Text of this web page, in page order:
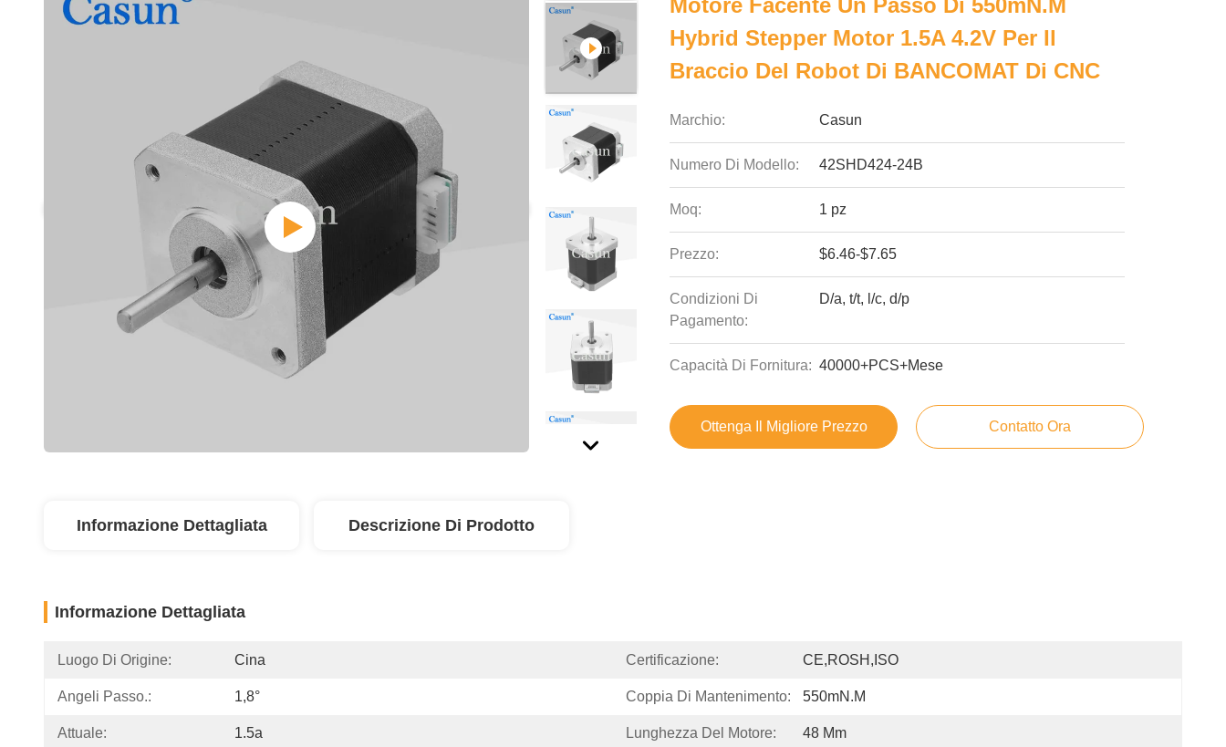
Motore Facente Un Passo Di 550mN.M
Hybrid Stepper Motor 1.5A 4.2V Per Il
Braccio Del Robot Di BANCOMAT Di CNC
Marchio: Casun
Numero Di Modello: 42SHD424-24B
Moq: 1 pz
Prezzo: $6.46-$7.65
Condizioni Di
Pagamento:
D/a, t/t, l/c, d/p
Capacità Di Fornitura: 40000+PCS+Mese
Ottenga Il Migliore Prezzo Contatto Ora
Informazione Dettagliata Descrizione Di Prodotto
Informazione Dettagliata
Luogo Di Origine: Cina Certificazione: CE,ROSH,ISO
Angeli Passo.: 1,8° Coppia Di Mantenimento: 550mN.m
Attuale: 1.5a Lunghezza Del Motore: 48 Mm